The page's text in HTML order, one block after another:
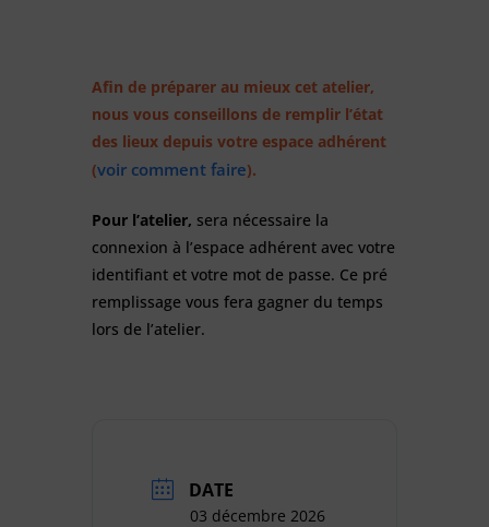
Afin de préparer au mieux cet atelier,
nous vous conseillons de remplir l’état
des lieux depuis votre espace adhérent
(voir comment faire).
Pour l’atelier, sera nécessaire la
connexion à l’espace adhérent avec votre
identifiant et votre mot de passe. Ce pré
remplissage vous fera gagner du temps
lors de l’atelier.
DATE
03 décembre 2026